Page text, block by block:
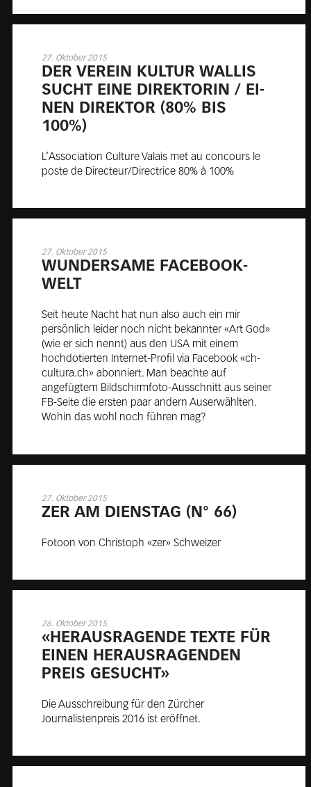
27. Oktober 2015
DER VER­EIN KUL­TUR WAL­LIS
SUCHT EI­NE DI­REK­TO­RIN / EI­
NEN DI­REK­TOR (80% BIS
100%)
L’Association Culture Valais met au concours le
poste de Directeur/Directrice 80% à 100%
27. Oktober 2015
WUN­DER­SA­ME FACE­BOOK-
WELT
Seit heute Nacht hat nun also auch ein mir
persönlich leider noch nicht bekannter «Art God»
(wie er sich nennt) aus den USA mit einem
hochdotierten Internet-Profil via Facebook «ch-
cultura.ch» abonniert. Man beachte auf
angefügtem Bildschirmfoto-Ausschnitt aus seiner
FB-Seite die ersten paar andern Auserwählten.
Wohin das wohl noch führen mag?
27. Oktober 2015
ZER AM DIENS­TAG (N° 66)
Fotoon von Christoph «zer» Schweizer
26. Oktober 2015
«HER­AUS­RA­GEN­DE TEX­TE FÜR
EI­NEN HER­AUS­RA­GEN­DEN
PREIS GE­SUCHT»
Die Ausschreibung für den Zürcher
Journalistenpreis 2016 ist eröffnet.